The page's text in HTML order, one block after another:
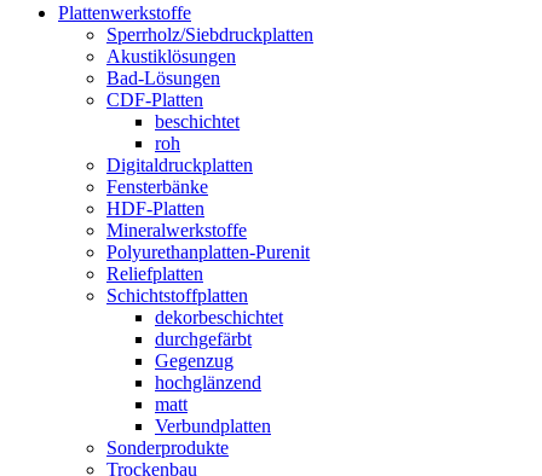
Plattenwerkstoffe
Sperrholz/Siebdruckplatten
Akustiklösungen
Bad-Lösungen
CDF-Platten
beschichtet
roh
Digitaldruckplatten
Fensterbänke
HDF-Platten
Mineralwerkstoffe
Polyurethanplatten-Purenit
Reliefplatten
Schichtstoffplatten
dekorbeschichtet
durchgefärbt
Gegenzug
hochglänzend
matt
Verbundplatten
Sonderprodukte
Trockenbau